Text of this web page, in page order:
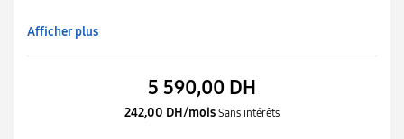
Afficher plus
5 590,00 DH
242,00 DH/mois Sans intérêts